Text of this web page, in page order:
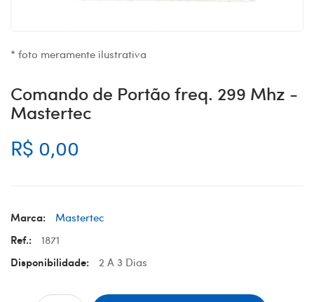
* foto meramente ilustrativa
Comando de Portão freq. 299 Mhz -
Mastertec
R$ 0,00
Marca:
Mastertec
Ref.:
1871
Disponibilidade:
2 A 3 Dias